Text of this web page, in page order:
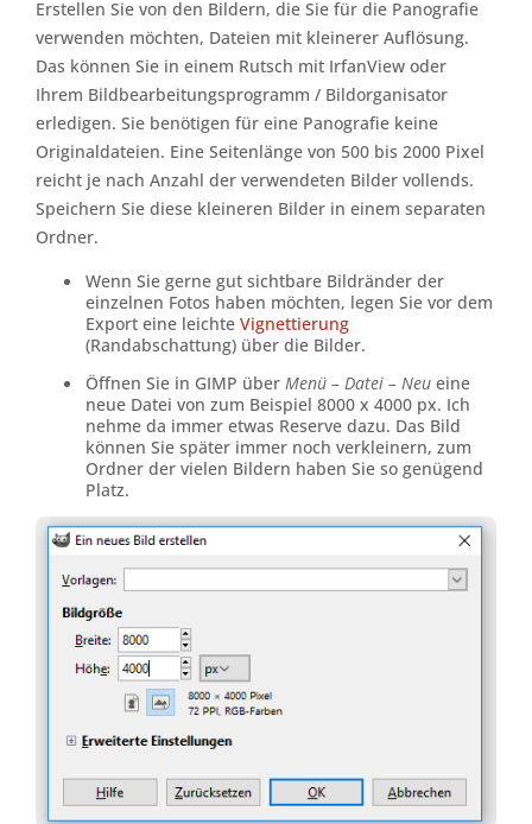
Erstellen Sie von den Bildern, die Sie für die Panografie
verwenden möchten, Dateien mit kleinerer Auflösung.
Das können Sie in einem Rutsch mit IrfanView oder
Ihrem Bildbearbeitungsprogramm / Bildorganisator
erledigen. Sie benötigen für eine Panografie keine
Originaldateien. Eine Seitenlänge von 500 bis 2000 Pixel
reicht je nach Anzahl der verwendeten Bilder vollends.
Speichern Sie diese kleineren Bilder in einem separaten
Ordner.
Wenn Sie gerne gut sichtbare Bildränder der
einzelnen Fotos haben möchten, legen Sie vor dem
Export eine leichte Vignettierung
(Randabschattung) über die Bilder.
Öffnen Sie in GIMP über Menü – Datei – Neu eine
neue Datei von zum Beispiel 8000 x 4000 px. Ich
nehme da immer etwas Reserve dazu. Das Bild
können Sie später immer noch verkleinern, zum
Ordner der vielen Bildern haben Sie so genügend
Platz.